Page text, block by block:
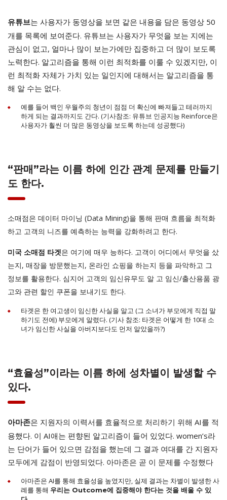
유튜브는 사용자가 동영상을 보면 같은 내용을 담은 동영상 50
개를 목록에 보여준다. 유튜브는 사용자가 무엇을 보는 지에는
관심이 없고, 얼마나 많이 보는가에만 집중하고 더 많이 보도록
노력한다. 알고리즘을 통해 이런 최적화를 이룰 수 있겠지만, 이
런 최적화 자체가 가치 있는 일인지에 대해서는 알고리즘을 통
해 알 수는 없다.
예를 들어 백인 우월주의 청년이 점점 더 확신에 빠져들고 테러까지
하게 되는 결과까지도 간다. (기사참조: 유튜브 인공지능 Reinforce은
사용자가 훨씬 더 많은 동영상을 보도록 하는데 성공했다)
“판매”라는 이름 하에 인간 관계 문제를 만들기
도 한다.
소매점은 데이터 마이닝 (Data Mining)을 통해 판매 흐름을 최적화
하고 고객의 니즈를 예측하는 능력을 강화하려고 한다.
미국 소매점 타겟은 여기에 매우 능하다. 고객이 어디에서 무엇을 샀
는지, 매장을 방문했는지, 온라인 쇼핑을 하는지 등을 파악하고 그
정보를 활용한다. 심지어 고객의 임신유무도 알 고 임신/출산용품 광
고와 관련 할인 쿠폰을 보내기도 한다.
타겟은 한 여고생이 임신한 사실을 알고 (그 소녀가 부모에게 직접 말
하기도 전에) 부모에게 알렸다. (기사 참조: 타겟은 어떻게 한 10대 소
녀가 임신한 사실을 아버지보다도 먼저 알았을까?)
“효율성”이라는 이름 하에 성차별이 발생할 수
있다.
아마존은 지원자의 이력서를 효율적으로 처리하기 위해 AI를 적
용했다. 이 AI애는 편향된 알고리즘이 들어 있었다. women’s라
는 단어가 들어 있으면 감점을 했는데 그 결과 여대를 간 지원자
모두에게 감점이 반영되었다. 아마존은 곧 이 문제를 수정했다
아마존은 AI를 통해 효율성을 높였지만, 실제 결과는 차별이 발생한 사
례를 통해 우리는 Outcome에 집중해야 한다는 것을 배울 수 있